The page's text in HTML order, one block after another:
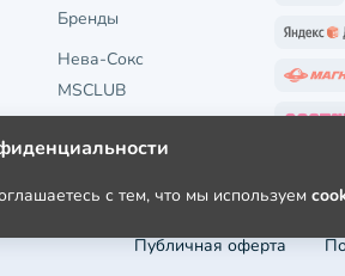
Бренды
Нева-Сокс
MSCLUB
Публичная оферта
с тем, что мы используем